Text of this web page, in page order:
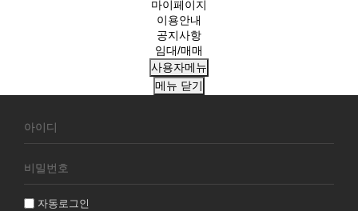
마이페이지
이용안내
공지사항
임대/매매
사용자메뉴
메뉴 닫기
원
그
자동로그인